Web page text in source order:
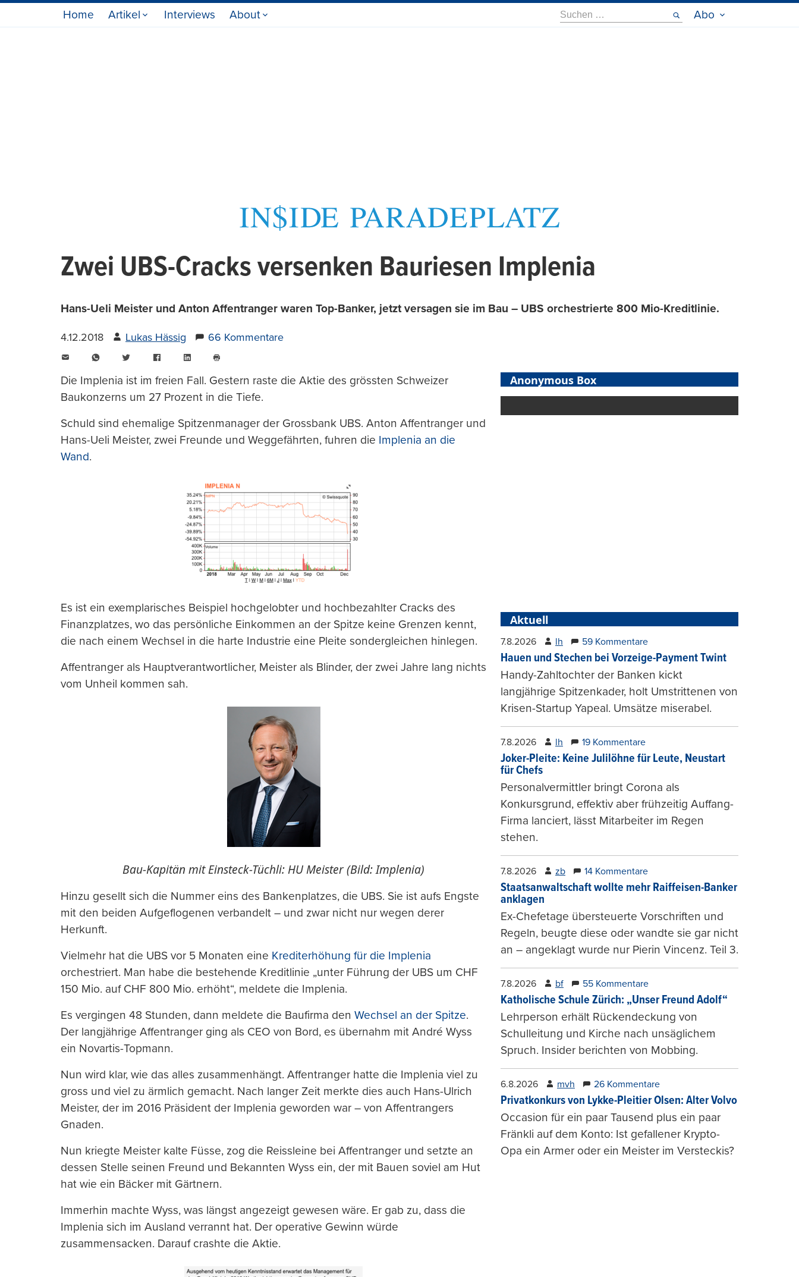
Home Artikel Interviews About
Suche
nach:
Abo
Zwei UBS-Cracks versenken Bauriesen Implenia
Hans-Ueli Meister und Anton Affentranger waren Top-Banker, jetzt versagen sie im Bau – UBS orchestrierte 800 Mio-Kreditlinie.
4.12.2018 Lukas Hässig 66 Kommentare
WhatsAppTwitter FacebookLinkedIn
drucken
Die Implenia ist im freien Fall. Gestern raste die Aktie des grössten Schweizer
Baukonzerns um 27 Prozent in die Tiefe.
Schuld sind ehemalige Spitzenmanager der Grossbank UBS. Anton Affentranger und
Hans-Ueli Meister, zwei Freunde und Weggefährten, fuhren die Implenia an die
Wand.
Es ist ein exemplarisches Beispiel hochgelobter und hochbezahlter Cracks des
Finanzplatzes, wo das persönliche Einkommen an der Spitze keine Grenzen kennt,
die nach einem Wechsel in die harte Industrie eine Pleite sondergleichen hinlegen.
Affentranger als Hauptverantwortlicher, Meister als Blinder, der zwei Jahre lang nichts
vom Unheil kommen sah.
Bau-Kapitän mit Einsteck-Tüchli: HU Meister (Bild: Implenia)
Hinzu gesellt sich die Nummer eins des Bankenplatzes, die UBS. Sie ist aufs Engste
mit den beiden Aufgeflogenen verbandelt – und zwar nicht nur wegen derer
Herkunft.
Vielmehr hat die UBS vor 5 Monaten eine Krediterhöhung für die Implenia
orchestriert. Man habe die bestehende Kreditlinie „unter Führung der UBS um CHF
150 Mio. auf CHF 800 Mio. erhöht“, meldete die Implenia.
Es vergingen 48 Stunden, dann meldete die Baufirma den Wechsel an der Spitze.
Der langjährige Affentranger ging als CEO von Bord, es übernahm mit André Wyss
ein Novartis-Topmann.
Nun wird klar, wie das alles zusammenhängt. Affentranger hatte die Implenia viel zu
gross und viel zu ärmlich gemacht. Nach langer Zeit merkte dies auch Hans-Ulrich
Meister, der im 2016 Präsident der Implenia geworden war – von Affentrangers
Gnaden.
Nun kriegte Meister kalte Füsse, zog die Reissleine bei Affentranger und setzte an
dessen Stelle seinen Freund und Bekannten Wyss ein, der mit Bauen soviel am Hut
hat wie ein Bäcker mit Gärtnern.
Immerhin machte Wyss, was längst angezeigt gewesen wäre. Er gab zu, dass die
Implenia sich im Ausland verrannt hat. Der operative Gewinn würde
zusammensacken. Darauf crashte die Aktie.
Anonymous Box
Aktuell
7.8.2026 lh 59 Kommentare
Hauen und Stechen bei Vorzeige-Payment Twint
Handy-Zahltochter der Banken kickt
langjährige Spitzenkader, holt Umstrittenen von
Krisen-Startup Yapeal. Umsätze miserabel.
7.8.2026 lh 19 Kommentare
Joker-Pleite: Keine Julilöhne für Leute, Neustart
für Chefs
Personalvermittler bringt Corona als
Konkursgrund, effektiv aber frühzeitig Auffang-
Firma lanciert, lässt Mitarbeiter im Regen
stehen.
7.8.2026 zb 14 Kommentare
Staatsanwaltschaft wollte mehr Raiffeisen-Banker
anklagen
Ex-Chefetage übersteuerte Vorschriften und
Regeln, beugte diese oder wandte sie gar nicht
an – angeklagt wurde nur Pierin Vincenz. Teil 3.
7.8.2026 bf 55 Kommentare
Katholische Schule Zürich: „Unser Freund Adolf“
Lehrperson erhält Rückendeckung von
Schulleitung und Kirche nach unsäglichem
Spruch. Insider berichten von Mobbing.
6.8.2026 mvh 26 Kommentare
Privatkonkurs von Lykke-Pleitier Olsen: Alter Volvo
Occasion für ein paar Tausend plus ein paar
Fränkli auf dem Konto: Ist gefallener Krypto-
Opa ein Armer oder ein Meister im Versteckis?